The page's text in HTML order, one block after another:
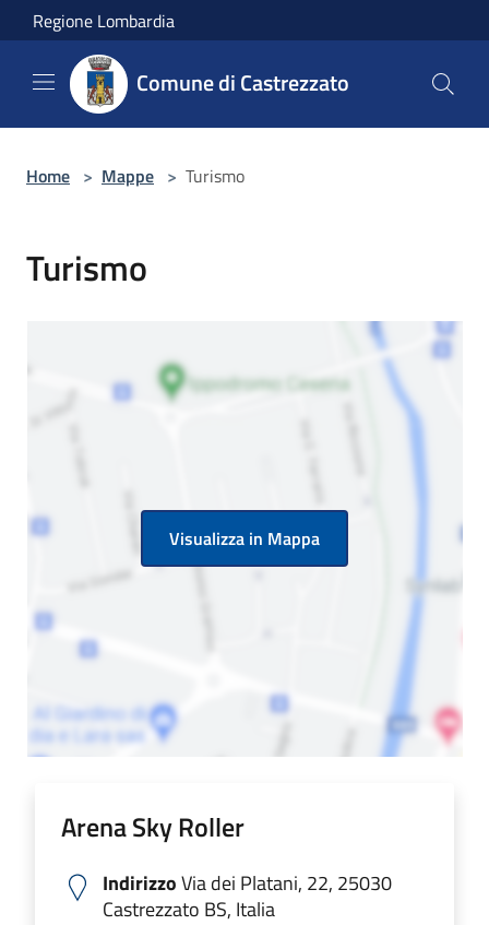
Salta al contenuto principale
Regione Lombardia
Comune di Castrezzato
Home > Mappe > Turismo
Turismo
Visualizza in Mappa
Arena Sky Roller
IndirizzoVia dei Platani, 22, 25030
Castrezzato BS, Italia